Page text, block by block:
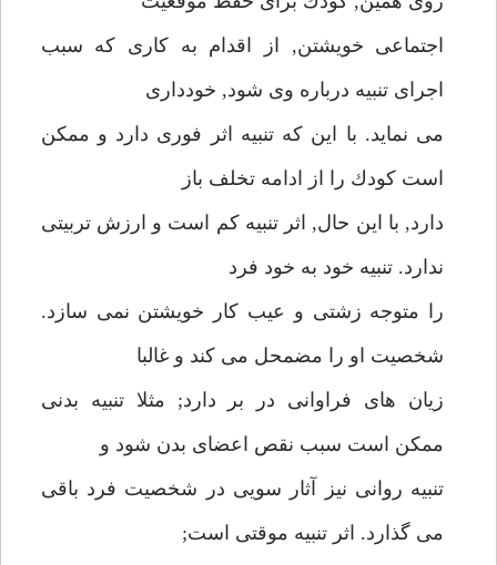
اجتماعى خويشتن, از اقدام به كارى كه سبب
اجراى تنبيه درباره وى شود, خوددارى
مى نمايد. با اين كه تنبيه اثر فورى دارد و ممكن
است كودك را از ادامه تخلف باز
دارد, با اين حال, اثر تنبيه كم است و ارزش تربيتى
ندارد. تنبيه خود به خود فرد
را متوجه زشتى و عيب كار خويشتن نمى سازد.
شخصيت او را مضمحل مى كند و غالبا
زيان هاى فراوانى در بر دارد; مثلا تنبيه بدنى
ممكن است سبب نقص اعضاى بدن شود و
تنبيه روانى نيز آثار سويى در شخصيت فرد باقى
مى گذارد. اثر تنبيه موقتى است;